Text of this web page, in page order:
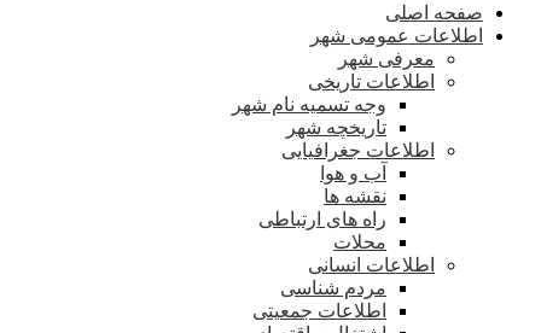
صفحه اصلی
اطلاعات عمومی شهر
معرفی شهر
اطلاعات تاریخی
وجه تسمیه نام شهر
تاریخچه شهر
اطلاعات جغرافیایی
آب و هوا
نقشه ها
راه های ارتباطی
محلات
اطلاعات انسانی
مردم شناسی
اطلاعات جمعیتی